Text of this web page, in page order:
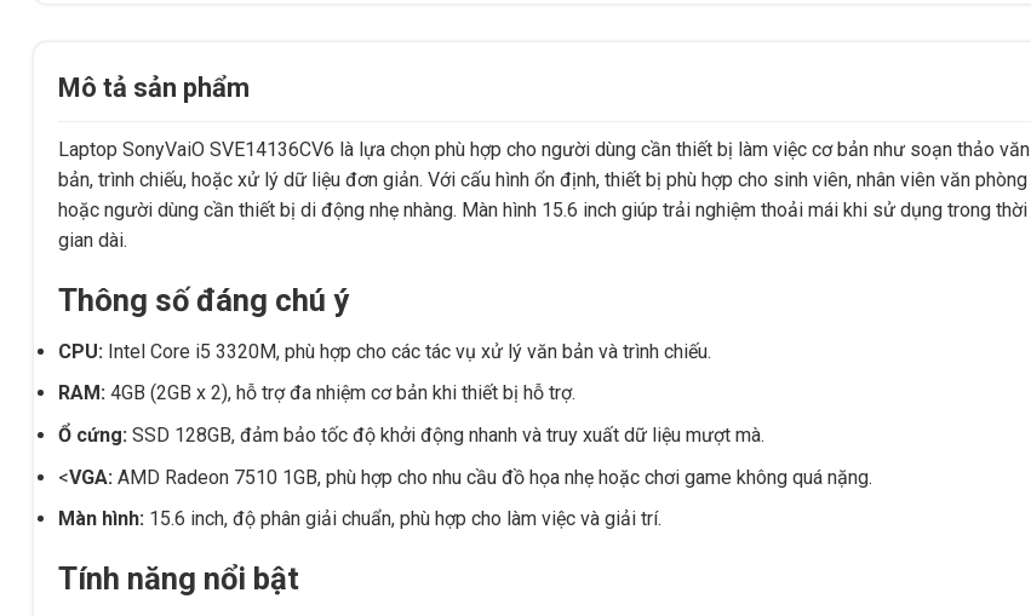
Mô tả sản phẩm
Laptop SonyVaiO SVE14136CV6 là lựa chọn phù hợp cho người dùng cần thiết bị làm việc cơ bản như soạn thảo văn
bản, trình chiếu, hoặc xử lý dữ liệu đơn giản. Với cấu hình ổn định, thiết bị phù hợp cho sinh viên, nhân viên văn phòng
hoặc người dùng cần thiết bị di động nhẹ nhàng. Màn hình 15.6 inch giúp trải nghiệm thoải mái khi sử dụng trong thời
gian dài.
Thông số đáng chú ý
CPU: Intel Core i5 3320M, phù hợp cho các tác vụ xử lý văn bản và trình chiếu.
RAM: 4GB (2GB x 2), hỗ trợ đa nhiệm cơ bản khi thiết bị hỗ trợ.
Ổ cứng: SSD 128GB, đảm bảo tốc độ khởi động nhanh và truy xuất dữ liệu mượt mà.
<VGA: AMD Radeon 7510 1GB, phù hợp cho nhu cầu đồ họa nhẹ hoặc chơi game không quá nặng.
Màn hình: 15.6 inch, độ phân giải chuẩn, phù hợp cho làm việc và giải trí.
Tính năng nổi bật